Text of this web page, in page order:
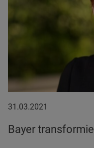
31.03.2021
31.03.2021
Bayer